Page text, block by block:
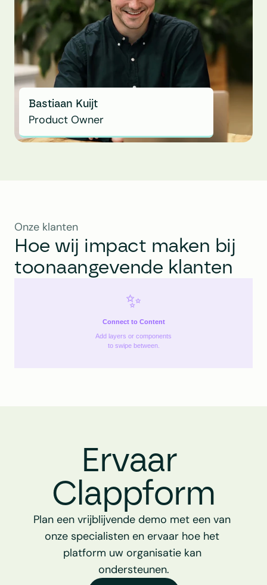
Bastiaan Kuijt
Product Owner
Onze klanten
Hoe wij impact maken bij
toonaangevende klanten
✨
Connect to Content
Add layers or components
to swipe between.
Ervaar
Clappform
Plan een vrijblijvende demo met een van
onze specialisten en ervaar hoe het
platform uw organisatie kan
ondersteunen.